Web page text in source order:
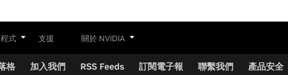
式 支援 關於 NVIDIA
格 加入我們 RSS Feeds 訂閱電子報 聯繫我們 產品安全